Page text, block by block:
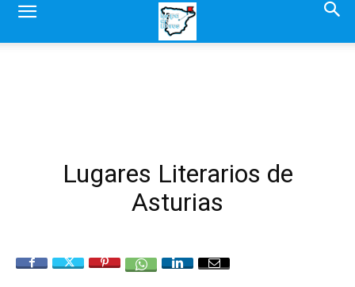
Lugares Literarios de
Asturias